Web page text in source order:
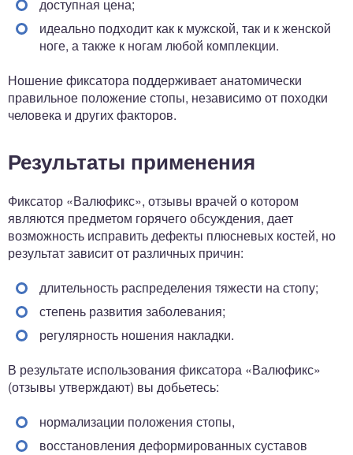
доступная цена;
идеально подходит как к мужской, так и к женской
ноге, а также к ногам любой комплекции.
Ношение фиксатора поддерживает анатомически
правильное положение стопы, независимо от походки
человека и других факторов.
Результаты применения
Фиксатор «Валюфикс», отзывы врачей о котором
являются предметом горячего обсуждения, дает
возможность исправить дефекты плюсневых костей, но
результат зависит от различных причин:
длительность распределения тяжести на стопу;
степень развития заболевания;
регулярность ношения накладки.
В результате использования фиксатора «Валюфикс»
(отзывы утверждают) вы добьетесь:
нормализации положения стопы,
восстановления деформированных суставов